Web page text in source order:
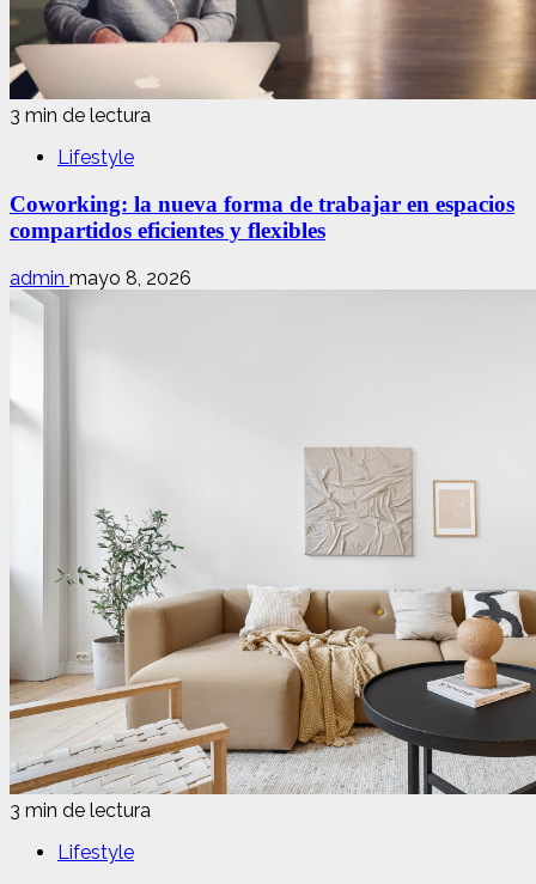
3 min de lectura
Lifestyle
Coworking: la nueva forma de trabajar en espacios
compartidos eficientes y flexibles
admin mayo 8, 2026
3 min de lectura
Lifestyle